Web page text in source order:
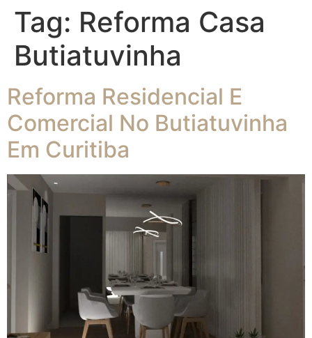
Tag: Reforma Casa
Butiatuvinha
Reforma Residencial E
Comercial No Butiatuvinha
Em Curitiba